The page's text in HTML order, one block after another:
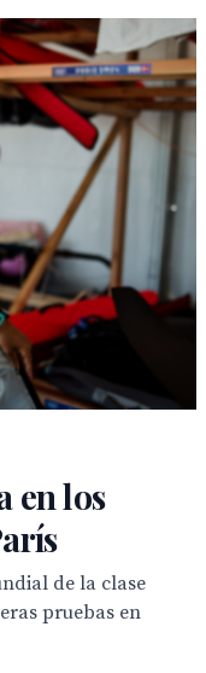
en los
de la clase
pruebas en